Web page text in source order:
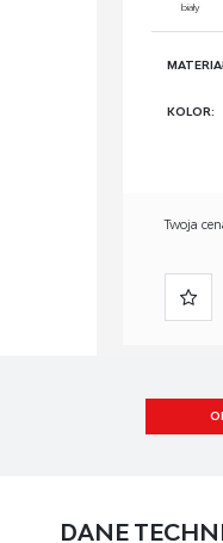
biały
KOLOR:
Twoja
DANE